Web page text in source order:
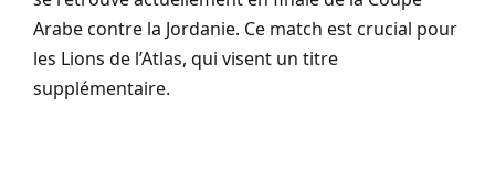
Arabe contre la Jordanie. Ce match est crucial pour
les Lions de l’Atlas, qui visent un titre
supplémentaire.